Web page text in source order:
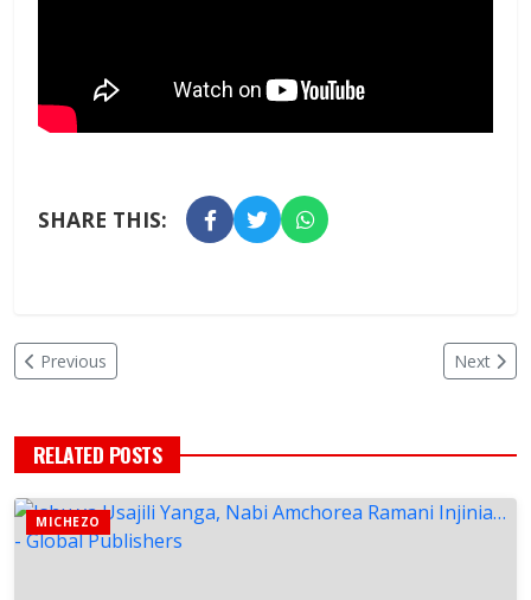
SHARE THIS:
Previous Next
RELATED POSTS
MICHEZO